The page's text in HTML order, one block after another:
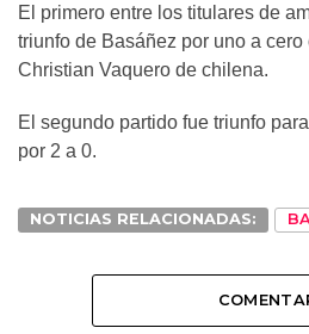
El primero entre los titulares de
triunfo de Basáñez por uno a
Christian Vaquero de chilena.
El segundo partido fue triunfo
por 2 a 0.
NOTICIAS RELACIONADAS: